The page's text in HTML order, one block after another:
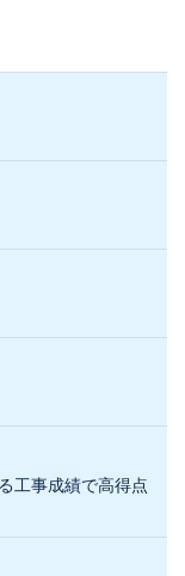
工事成績で高得点